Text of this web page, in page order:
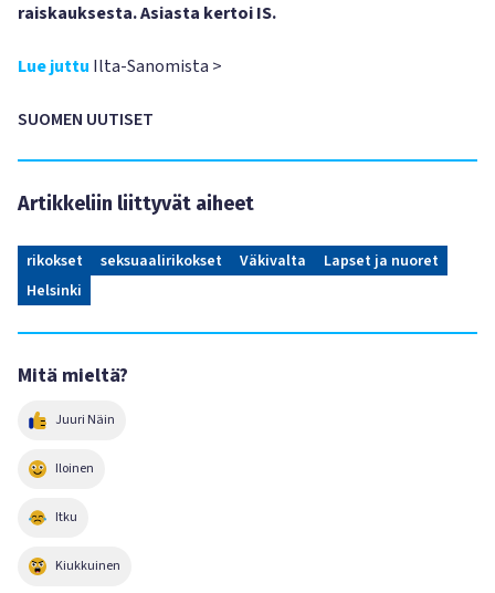
raiskauksesta. Asiasta kertoi IS.
Lue juttu Ilta-Sanomista >
SUOMEN UUTISET
Artikkeliin liittyvät aiheet
rikokset seksuaalirikokset Väkivalta
Lapset ja nuoret
Helsinki
Mitä mieltä?
Juuri Näin
Iloinen
Itku
Kiukkuinen